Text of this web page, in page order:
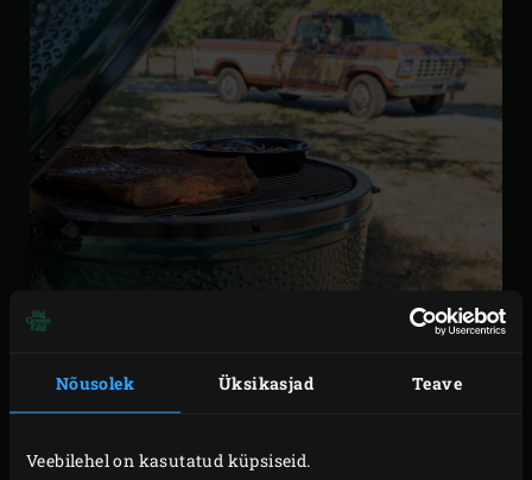
Nõusolek Üksikasjad Teave
Veebilehel on kasutatud küpsiseid.
SUVENIIR